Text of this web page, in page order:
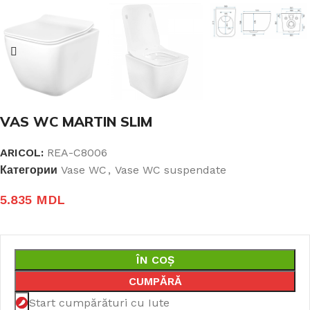
VAS WC MARTIN SLIM
ARICOL: REA-C8006
Категории Vase WC , Vase WC suspendate
5.835 MDL
ÎN COȘ
CUMPĂRĂ
Start cumpărături cu Iute